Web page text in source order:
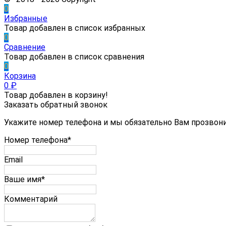
0
Избранные
Товар добавлен в список избранных
0
Сравнение
Товар добавлен в список сравнения
0
Корзина
0 ₽
Товар добавлен в корзину!
Заказать обратный звонок
Укажите номер телефона и мы обязательно Вам
Номер телефона*
Email
Ваше имя*
Комментарий